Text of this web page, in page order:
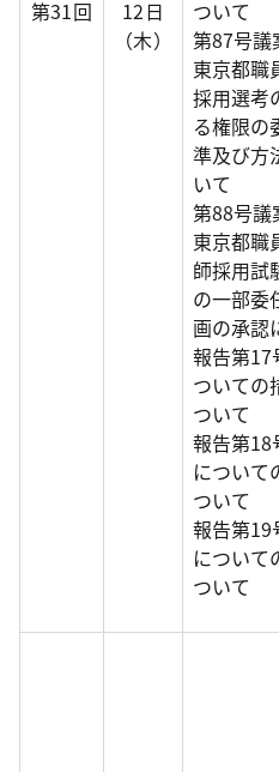
第31回
12日
（木）
ついて
第87号議
東京都職
採用選考
る権限の
準及び方
いて
第88号議
東京都
師採用試
の一部委
画の承認
報告第17
ついての
ついて
報告第18
について
ついて
報告第19
について
ついて